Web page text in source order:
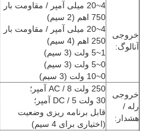
خروجی
آنالوگ:
4~20 میلی آمپر / مقاومت بار
750 اهم (2 سیم)
4~20 میلی آمپر / مقاومت بار
250 اهم (4 سیم)
0~5 ولت (3 سیم)
0~10 ولت (3 سیم)
خروجی
رله /
هشدار:
250 ولت AC / 8 آمپر؛
30 ولت DC / 5 آمپر؛
قابل برنامه ریزی وضعیت
(اختیاری برای 4 سیم)